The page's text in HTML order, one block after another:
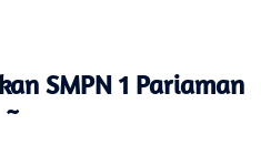
SMPN 1 Pariaman
~